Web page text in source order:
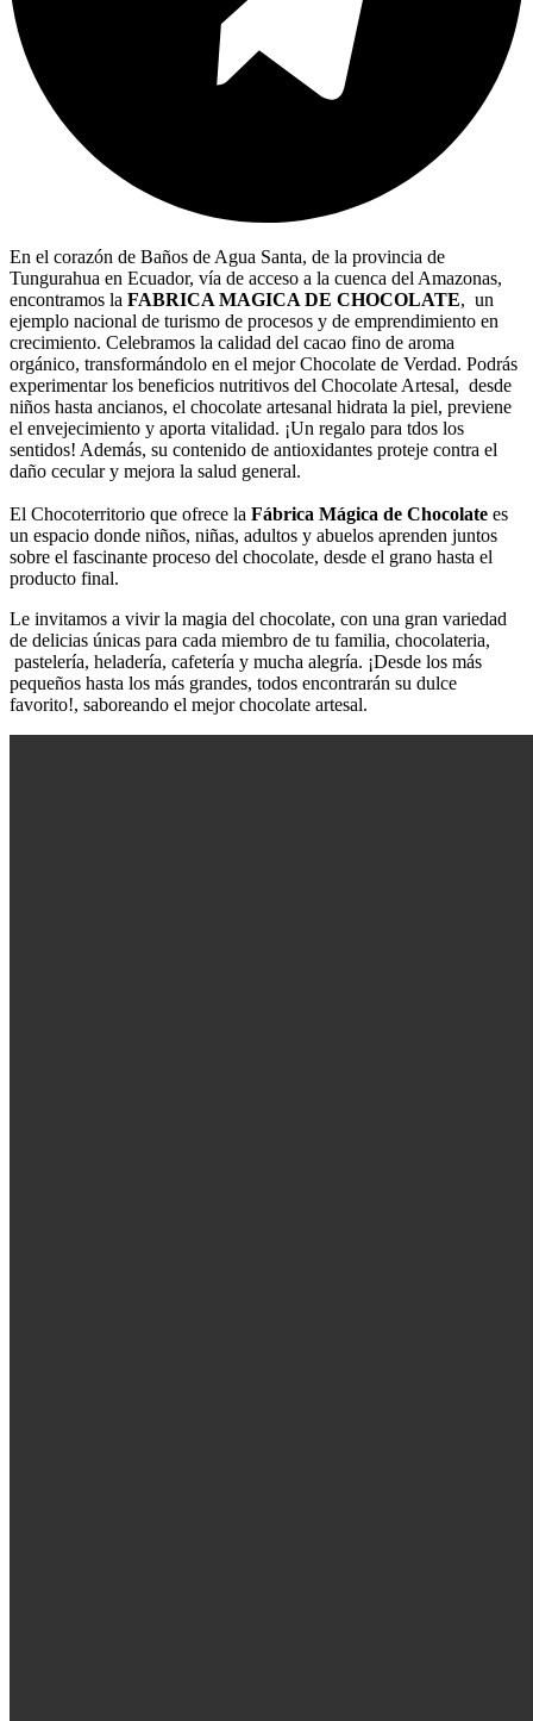
En el corazón de Baños de Agua Santa, de la provincia de
Tungurahua en Ecuador, vía de acceso a la cuenca del Amazonas,
encontramos la FABRICA MAGICA DE CHOCOLATE, un
ejemplo nacional de turismo de procesos y de emprendimiento en
crecimiento. Celebramos la calidad del cacao fino de aroma
orgánico, transformándolo en el mejor Chocolate de Verdad. Podrás
experimentar los beneficios nutritivos del Chocolate Artesal, desde
niños hasta ancianos, el chocolate artesanal hidrata la piel, previene
el envejecimiento y aporta vitalidad. ¡Un regalo para tdos los
sentidos! Además, su contenido de antioxidantes proteje contra el
daño cecular y mejora la salud general.
El Chocoterritorio que ofrece la Fábrica Mágica de Chocolate es
un espacio donde niños, niñas, adultos y abuelos aprenden juntos
sobre el fascinante proceso del chocolate, desde el grano hasta el
producto final.
Le invitamos a vivir la magia del chocolate, con una gran variedad
de delicias únicas para cada miembro de tu familia, chocolateria,
pastelería, heladería, cafetería y mucha alegría. ¡Desde los más
pequeños hasta los más grandes, todos encontrarán su dulce
favorito!, saboreando el mejor chocolate artesal.